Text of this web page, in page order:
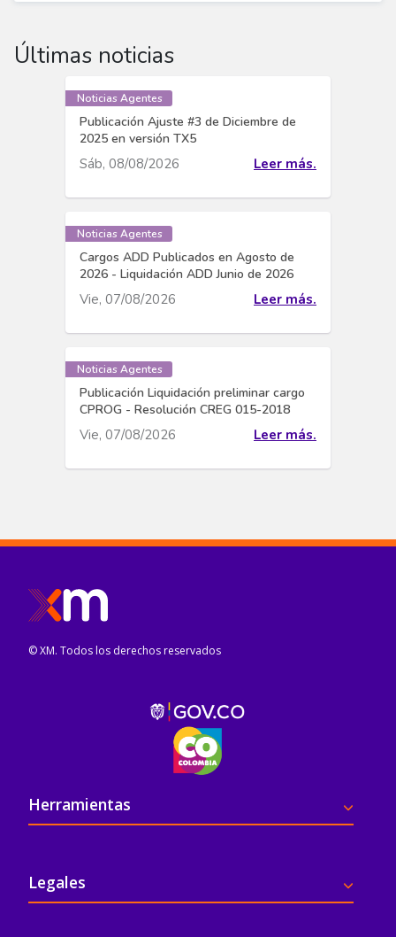
Últimas noticias
Noticias Agentes
Publicación Ajuste #3 de Diciembre de
2025 en versión TX5
Sáb, 08/08/2026 Leer más.
Noticias Agentes
Cargos ADD Publicados en Agosto de
2026 - Liquidación ADD Junio de 2026
Vie, 07/08/2026 Leer más.
Noticias Agentes
Publicación Liquidación preliminar cargo
CPROG - Resolución CREG 015-2018
Vie, 07/08/2026 Leer más.
© XM. Todos los derechos reservados
Pie de página
Herramientas
Legales